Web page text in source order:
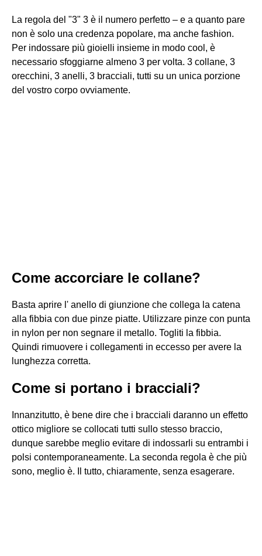
La regola del "3" 3 è il numero perfetto – e a quanto pare
non è solo una credenza popolare, ma anche fashion.
Per indossare più gioielli insieme in modo cool, è
necessario sfoggiarne almeno 3 per volta. 3 collane, 3
orecchini, 3 anelli, 3 bracciali, tutti su un unica porzione
del vostro corpo ovviamente.
Come accorciare le collane?
Basta aprire l' anello di giunzione che collega la catena
alla fibbia con due pinze piatte. Utilizzare pinze con punta
in nylon per non segnare il metallo. Togliti la fibbia.
Quindi rimuovere i collegamenti in eccesso per avere la
lunghezza corretta.
Come si portano i bracciali?
Innanzitutto, è bene dire che i bracciali daranno un effetto
ottico migliore se collocati tutti sullo stesso braccio,
dunque sarebbe meglio evitare di indossarli su entrambi i
polsi contemporaneamente. La seconda regola è che più
sono, meglio è. Il tutto, chiaramente, senza esagerare.